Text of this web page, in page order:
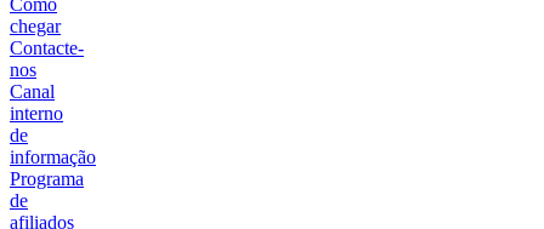
Como
chegar
Contacte-
nos
Canal
interno
de
informação
Programa
de
afiliados